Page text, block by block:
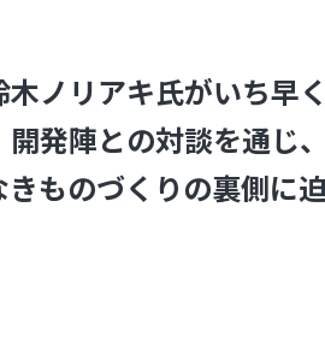
ノリアキ氏がいち早
発陣との対談を通じ
ものづくりの裏側に迫